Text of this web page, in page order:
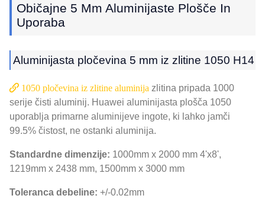
Običajne 5 Mm Aluminijaste Plošče In
Uporaba
Aluminijasta pločevina 5 mm iz zlitine 1050 H14
1050 pločevina iz zlitine aluminija zlitina pripada 1000
serije čisti aluminij. Huawei aluminijasta plošča 1050
uporablja primarne aluminijeve ingote, ki lahko jamči
99.5% čistost, ne ostanki aluminija.
Standardne dimenzije: 1000mm x 2000 mm 4'x8',
1219mm x 2438 mm, 1500mm x 3000 mm
Toleranca debeline: +/-0.02mm